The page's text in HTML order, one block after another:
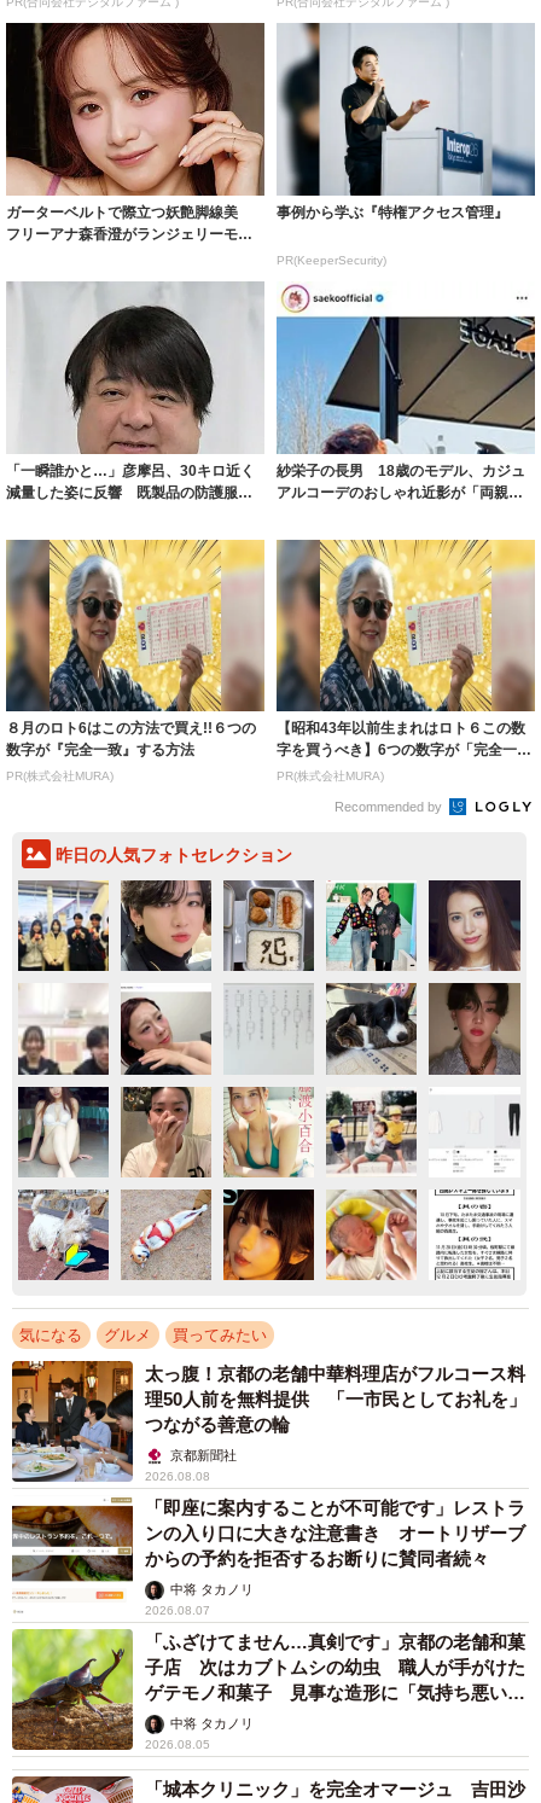
ガーターベルトで際立つ妖艶脚線美
フリーアナ森香澄がランジェリーモデ
事例から学ぶ『特権アクセス管理』
PR(KeeperSecurity)
「一瞬誰かと…」彦摩呂、30キロ近く
減量した姿に反響 既製品の防護服が
紗栄子の長男 18歳のモデル、カジュ
アルコーデのおしゃれ近影が「両親の
８月のロト6はこの方法で買え!!６つの
数字が『完全一致』する方法
PR(株式会社MURA)
【昭和43年以前生まれはロト６この数
字を買うべき】6つの数字が「完全一
致」する方...
PR(株式会社MURA)
Recommended by
昨日の人気フォトセレクション
気になる グルメ 買ってみたい
太っ腹！京都の老舗中華料理店がフルコース料
理50人前を無料提供 「一市民としてお礼を」
つながる善意の輪
京都新聞社
2026.08.08
「即座に案内することが不可能です」レストラ
ンの入り口に大きな注意書き オートリザーブ
からの予約を拒否するお断りに賛同者続々
中将 タカノリ
2026.08.07
「ふざけてません…真剣です」京都の老舗和菓
子店 次はカブトムシの幼虫 職人が手がけた
ゲテモノ和菓子 見事な造形に「気持ち悪いく
らいリアル」
中将 タカノリ
2026.08.05
「城本クリニック」を完全オマージュ 吉田沙